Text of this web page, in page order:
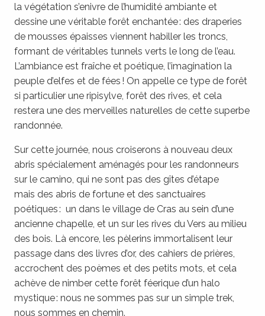
la végétation s’enivre de l’humidité ambiante et
dessine une véritable forêt enchantée : des draperies
de mousses épaisses viennent habiller les troncs,
formant de véritables tunnels verts le long de l’eau.
L’ambiance est fraîche et poétique, l’imagination la
peuple d’elfes et de fées ! On appelle ce type de forêt
si particulier une ripisylve, forêt des rives, et cela
restera une des merveilles naturelles de cette superbe
randonnée.
Sur cette journée, nous croiserons à nouveau deux
abris spécialement aménagés pour les randonneurs
sur le camino, qui ne sont pas des gîtes d’étape
mais des abris de fortune et des sanctuaires
poétiques : un dans le village de Cras au sein d’une
ancienne chapelle, et un sur les rives du Vers au milieu
des bois. Là encore, les pèlerins immortalisent leur
passage dans des livres d’or, des cahiers de prières,
accrochent des poèmes et des petits mots, et cela
achève de nimber cette forêt féerique d’un halo
mystique : nous ne sommes pas sur un simple trek,
nous sommes en chemin.